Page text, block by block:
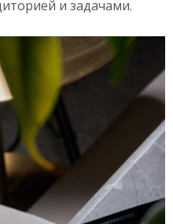
и задачами.